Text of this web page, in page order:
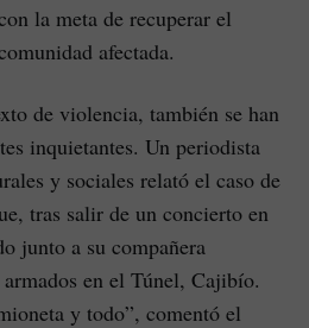
la meta de recuperar el
afectada.
de violencia, también se han
inquietantes. Un periodista
y sociales relató el caso de
tras salir de un concierto en
junto a su compañera
en el Túnel, Cajibío.
y todo”, comentó el